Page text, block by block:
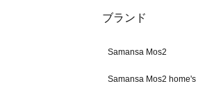
ブランド
Samansa Mos2
Samansa Mos2 home's